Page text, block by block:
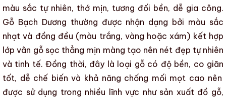
màu sắc tự nhiên, thớ mịn, tương đối bền, dễ gia công.
Gỗ Bạch Dương thường được nhận dạng bởi màu sắc
nhạt và đồng đều (màu trắng, vàng hoặc xám) kết hợp
lớp vân gỗ sọc thẳng mịn màng tạo nên nét đẹp tự nhiên
và tinh tế. Đồng thời, đây là loại gỗ có độ bền, co giãn
tốt, dễ chế biến và khả năng chống mối mọt cao nên
được sử dụng trong nhiều lĩnh vực như sản xuất đồ gỗ,